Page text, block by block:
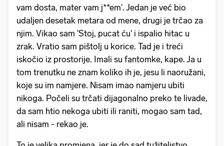
vam dosta, mater vam j**em'. Jedan je već bio
udaljen desetak metara od mene, drugi je trčao za
njim. Vikao sam 'Stoj, pucat ću' i ispalio hitac u
zrak. Vratio sam pištolj u korice. Tad je i treći
iskočio iz prostorije. Imali su fantomke, kape. Ja u
tom trenutku ne znam koliko ih je, jesu li naoružani,
koje su im namjere. Nisam imao namjeru ubiti
nikoga. Počeli su trčati dijagonalno preko te livade,
da sam htio nekoga ubiti ili raniti, mogao sam tad,
ali nisam - rekao je.